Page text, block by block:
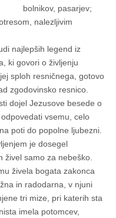
bolnikov, pasarjev;
nalezljivim
najlepših legend iz
ki govori o življenju
sploh resničnega, gotovo
zgodovinsko resnico.
dojel Jezusove besede o
vsemu, celo
poti do popolne ljubezni.
je dosegel
živel samo za nebeško.
živela bogata zakonca
in radodarna, v njuni
tri mize, pri katerih sta
imela potomcev,